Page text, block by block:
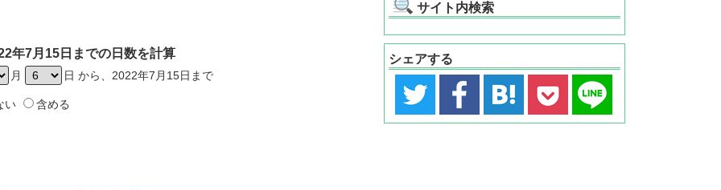
年7月15日までの日数を計算
月 日 から、2022年7月15日まで
い 含める
サイト内検索
シェアする